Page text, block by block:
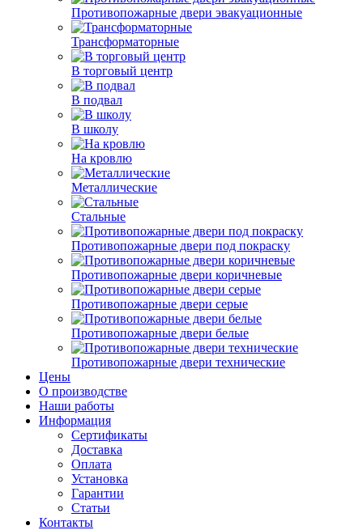
Противопожарные двери эвакуационные
Трансформаторные
В торговый центр
В подвал
В школу
На кровлю
Металлические
Стальные
Противопожарные двери под покраску
Противопожарные двери коричневые
Противопожарные двери серые
Противопожарные двери белые
Противопожарные двери технические
Цены
О производстве
Наши работы
Информация
Сертификаты
Доставка
Оплата
Установка
Гарантии
Статьи
Контакты